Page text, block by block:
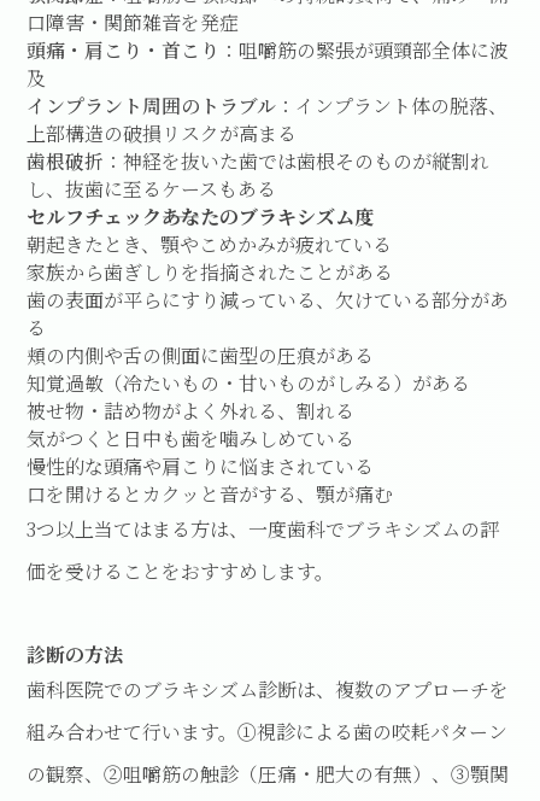
口障害・関節雑音を発症
頭痛・肩こり・首こり ：咀嚼筋の緊張が頭頸部全体に波
及
インプラント周囲のトラブル ：インプラント体の脱落、
上部構造の破損リスクが高まる
歯根破折 ：神経を抜いた歯では歯根そのものが縦割れ
し、抜歯に至るケースもある
セルフチェック――あなたのブラキシズム度
朝起きたとき、顎やこめかみが疲れている
家族から歯ぎしりを指摘されたことがある
歯の表面が平らにすり減っている、欠けている部分があ
る
頬の内側や舌の側面に歯型の圧痕がある
知覚過敏（冷たいもの・甘いものがしみる）がある
被せ物・詰め物がよく外れる、割れる
気がつくと日中も歯を噛みしめている
慢性的な頭痛や肩こりに悩まされている
口を開けるとカクッと音がする、顎が痛む
3つ以上当てはまる方は、一度歯科でブラキシズムの評
価を受けることをおすすめします。
診断の方法
歯科医院でのブラキシズム診断は、複数のアプローチを
組み合わせて行います。①視診による歯の咬耗パターン
の観察、②咀嚼筋の触診（圧痛・肥大の有無）、③顎関